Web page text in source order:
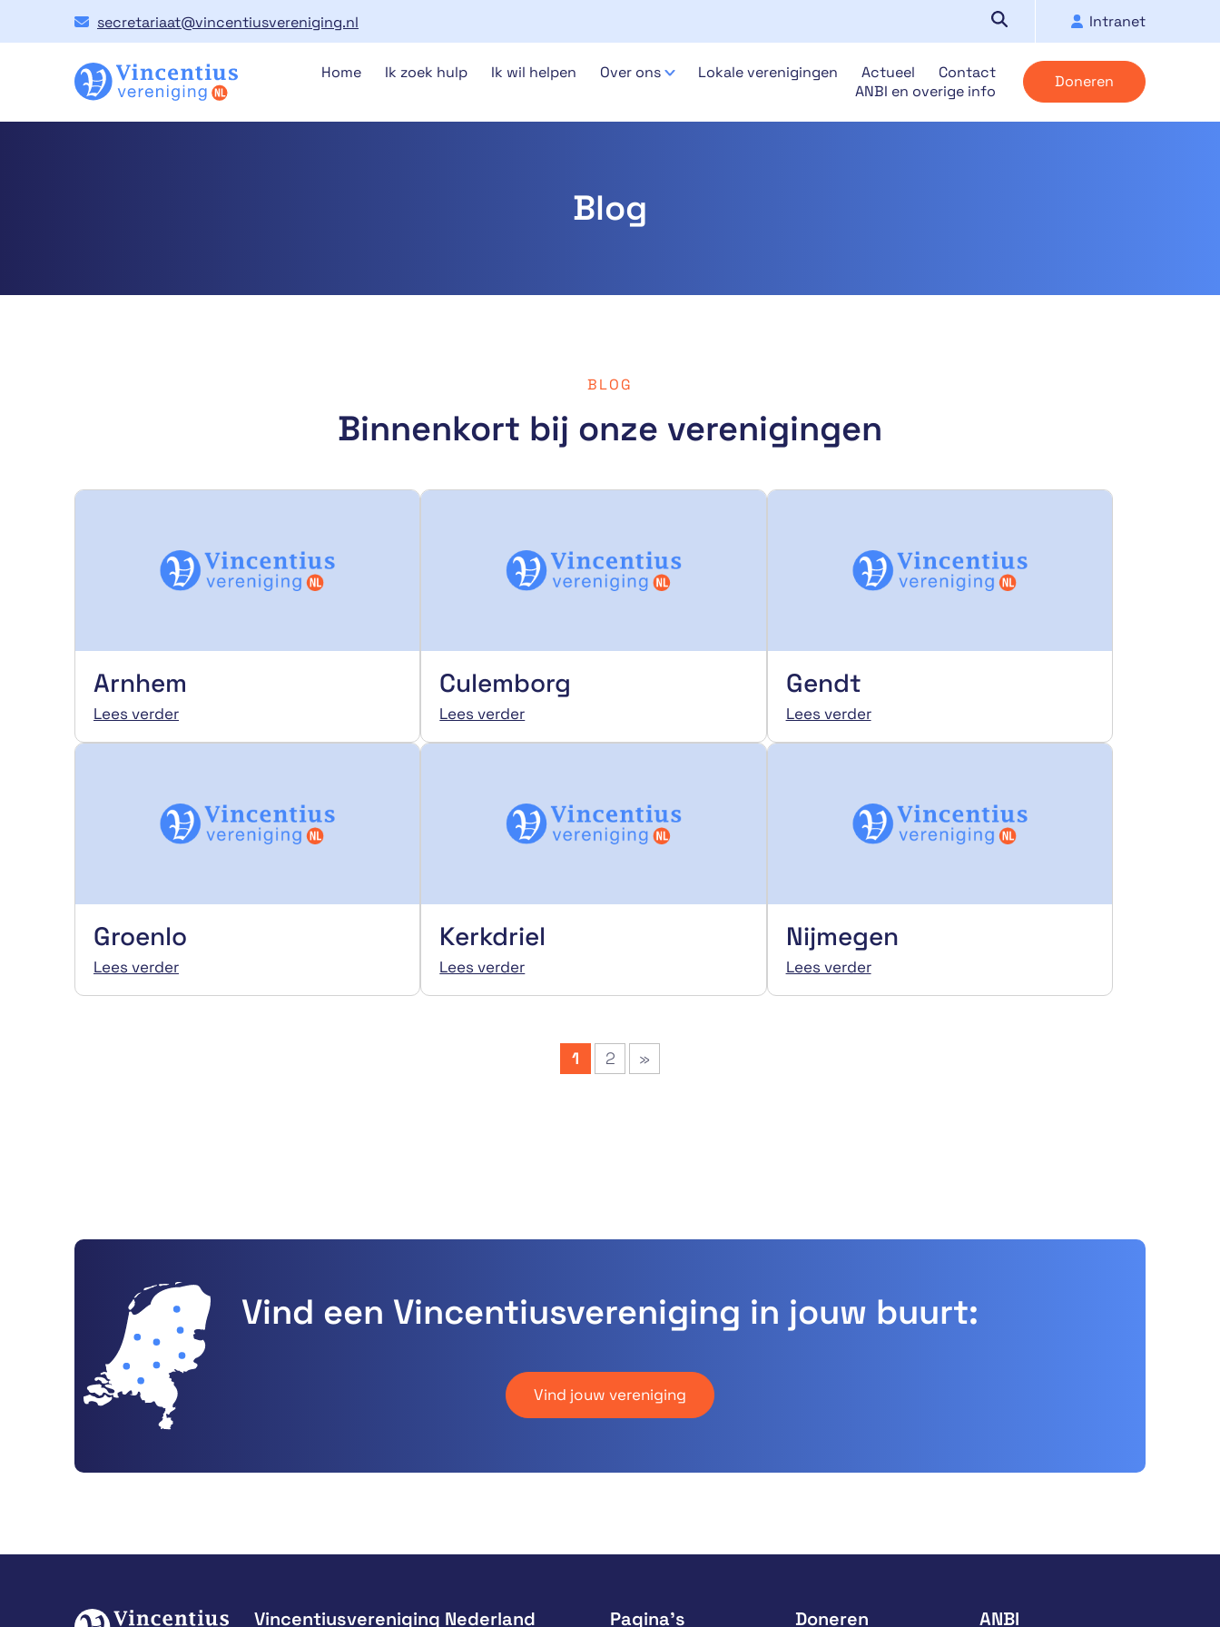
secretariaat@vincentiusvereniging.nl Intranet
Home Ik zoek hulp Ik wil helpen Over ons Lokale verenigingen Actueel
Contact
ANBI en overige info
Doneren
Blog
BLOG
Binnenkort bij onze verenigingen
Arnhem
Lees verder
Culemborg
Lees verder
Gendt
Lees verder
Groenlo
Lees verder
Kerkdriel
Lees verder
Nijmegen
Lees verder
1 2 »
Vind een Vincentiusvereniging in jouw buurt:
Vind jouw vereniging
Vincentiusvereniging Nederland Pagina’s Doneren ANBI